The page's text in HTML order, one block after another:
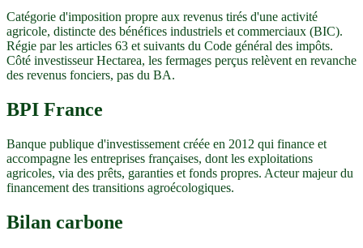
Catégorie d'imposition propre aux revenus tirés d'une activité
agricole, distincte des bénéfices industriels et commerciaux (BIC).
Régie par les articles 63 et suivants du Code général des impôts.
Côté investisseur Hectarea, les fermages perçus relèvent en revanche
des revenus fonciers, pas du BA.
BPI France
Banque publique d'investissement créée en 2012 qui finance et
accompagne les entreprises françaises, dont les exploitations
agricoles, via des prêts, garanties et fonds propres. Acteur majeur du
financement des transitions agroécologiques.
Bilan carbone